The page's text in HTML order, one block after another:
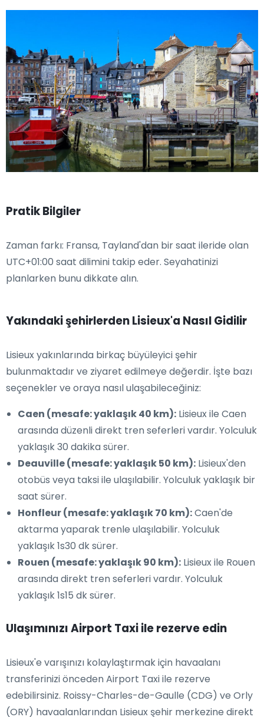
Pratik Bilgiler
Zaman farkı: Fransa, Tayland'dan bir saat ileride olan
UTC+01:00 saat dilimini takip eder. Seyahatinizi
planlarken bunu dikkate alın.
Yakındaki şehirlerden Lisieux'a Nasıl Gidilir
Lisieux yakınlarında birkaç büyüleyici şehir
bulunmaktadır ve ziyaret edilmeye değerdir. İşte bazı
seçenekler ve oraya nasıl ulaşabileceğiniz:
Caen (mesafe: yaklaşık 40 km): Lisieux ile Caen
arasında düzenli direkt tren seferleri vardır. Yolculuk
yaklaşık 30 dakika sürer.
Deauville (mesafe: yaklaşık 50 km): Lisieux'den
otobüs veya taksi ile ulaşılabilir. Yolculuk yaklaşık bir
saat sürer.
Honfleur (mesafe: yaklaşık 70 km):Caen'de
aktarma yaparak trenle ulaşılabilir. Yolculuk
yaklaşık 1s30 dk sürer.
Rouen (mesafe: yaklaşık 90 km): Lisieux ile Rouen
arasında direkt tren seferleri vardır. Yolculuk
yaklaşık 1s15 dk sürer.
Ulaşımınızı Airport Taxi ile rezerve edin
Lisieux'e varışınızı kolaylaştırmak için havaalanı
transferinizi önceden Airport Taxi ile rezerve
edebilirsiniz. Roissy-Charles-de-Gaulle (CDG) ve Orly
(ORY) havaalanlarından Lisieux şehir merkezine direkt